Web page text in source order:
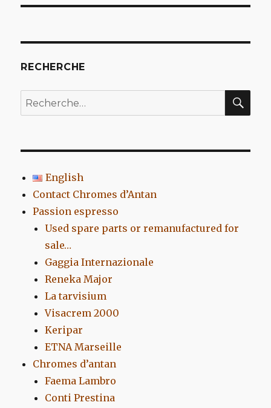
RECHERCHE
Recherche
pour
English
Contact Chromes d’Antan
Passion espresso
Used spare parts or remanufactured for
sale…
Gaggia Internazionale
Reneka Major
La tarvisium
Visacrem 2000
Keripar
ETNA Marseille
Chromes d’antan
Faema Lambro
Conti Prestina